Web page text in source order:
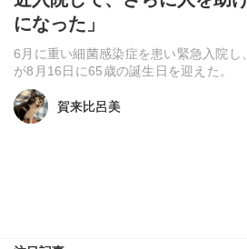
になった」
6月に重い細菌感染症を患い緊急入院し
が8月16日に65歳の誕生日を迎えた。
賀来比呂美
賀来比呂美